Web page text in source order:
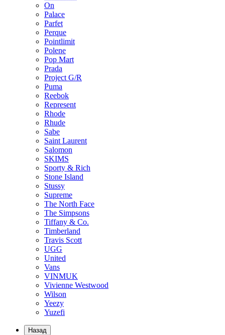
On
Palace
Parfet
Perque
Pointlimit
Polene
Pop Mart
Prada
Project G/R
Puma
Reebok
Represent
Rhode
Rhude
Sabe
Saint Laurent
Salomon
SKIMS
Sporty & Rich
Stone Island
Stussy
Supreme
The North Face
The Simpsons
Tiffany & Co.
Timberland
Travis Scott
UGG
United
Vans
VINMUK
Vivienne Westwood
Wilson
Yeezy
Yuzefi
Назад